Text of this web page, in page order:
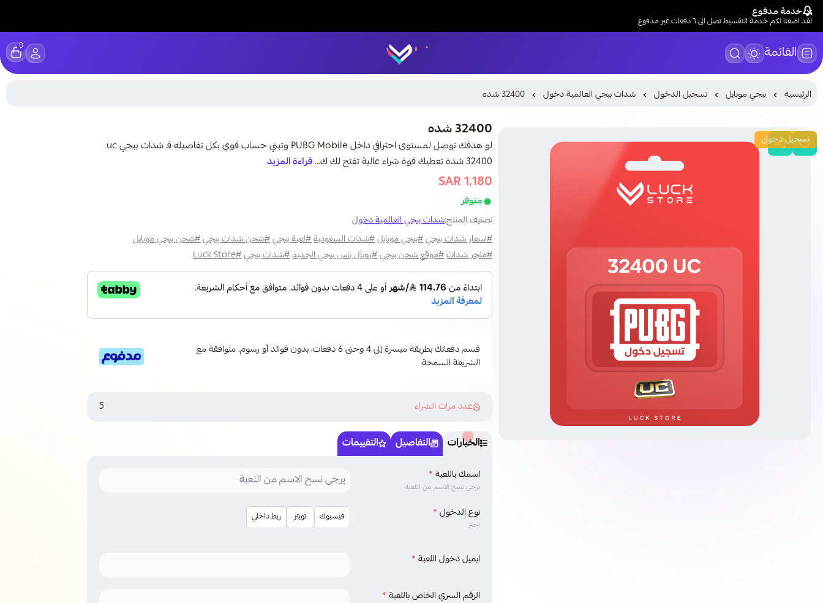
خدمة مدفوع
لقد اضفنا لكم خدمة التقسيط تصل الى ٦ دفعات عبر مدفوع
القائمة LUCK STORE
0
الرئيسية ببجي موبايل تسجيل الدخول شدات ببجي العالمية دخول 32400 شده
تسجيل دخول 32400 شده
لو هدفك توصل لمستوى احترافي داخل PUBG Mobile وتبني حساب قوي بكل تفاصيله فـ شدات ببجي uc
32400 شدة تعطيك قوة شراء عالية تفتح لك ك...
قراءة المزيد
1,180 SAR
متوفر
تصنيف المنتج:شدات ببجي العالمية دخول
#اسعار شدات ببجي#ببجي موبايل#شدات السعودية#لعبة ببجي#شحن شدات ببجي#شحن ببجي موبايل
#متجر شدات#موقع شحن ببجي#رويال باس ببجي الجديد#شدات ببجي#Luck Store
قسم دفعاتك بطريقة ميسرة إلى 4 وحتى 6 دفعات، بدون فوائد أو رسوم. متوافقة مع
الشريعة السمحة
عدد مرات الشراء 5
الخيارات التفاصيل التقييمات
اسمك باللعبة*
يرجى نسخ الاسم من اللعبة
نوع الدخول*
اختر
فيسبوك تويتر ربط داخلي
ايميل دخول اللعبة*
الرقم السري الخاص باللعبة*